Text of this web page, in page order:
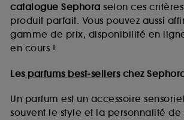
catalogue Sephora selon ces
produit parfait. Vous pouvez aussi
gamme de prix, disponibilité en
en cours !
Lesparfums best-sellerschez
Un parfum est un accessoire
souvent le style et la personnalité